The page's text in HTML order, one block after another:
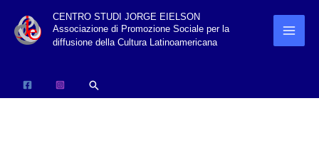
CENTRO STUDI JORGE EIELSON
Associazione di Promozione Sociale per la
diffusione della Cultura Latinoamericana
Cerca